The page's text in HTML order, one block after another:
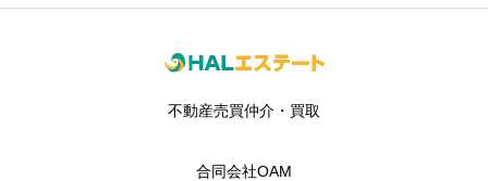
不動産売買仲介・買取
合同会社OAM